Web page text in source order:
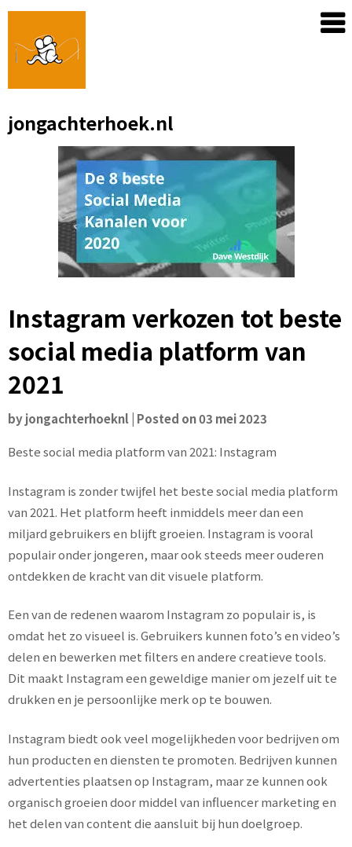
Skip
content
jongachterhoek.nl
Instagram verkozen tot beste
social media platform van
2021
byjongachterhoeknl Posted on03 mei 2023
Beste social media platform van 2021: Instagram
Instagram is zonder twijfel het beste social media platform
van 2021. Het platform heeft inmiddels meer dan een
miljard gebruikers en blijft groeien. Instagram is vooral
populair onder jongeren, maar ook steeds meer ouderen
ontdekken de kracht van dit visuele platform.
Een van de redenen waarom Instagram zo populair is, is
omdat het zo visueel is. Gebruikers kunnen foto’s en video’s
delen en bewerken met filters en andere creatieve tools.
Dit maakt Instagram een geweldige manier om jezelf uit te
drukken en je persoonlijke merk op te bouwen.
Instagram biedt ook veel mogelijkheden voor bedrijven om
hun producten en diensten te promoten. Bedrijven kunnen
advertenties plaatsen op Instagram, maar ze kunnen ook
organisch groeien door middel van influencer marketing en
het delen van content die aansluit bij hun doelgroep.